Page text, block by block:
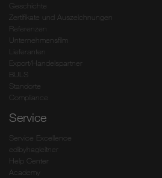
Geschichte
Zertifikate und Auszeichnungen
Referenzen
Unternehmensfilm
Lieferanten
Export/Handelspartner
BULS
Standorte
Compliance
Service
Service Excellence
edibyhagleitner
Help Center
Academy